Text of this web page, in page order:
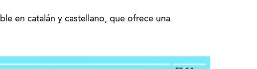
en catalán y castellano, que ofrece una